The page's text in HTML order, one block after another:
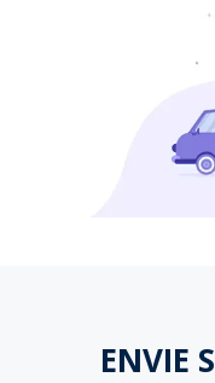
ENVIE